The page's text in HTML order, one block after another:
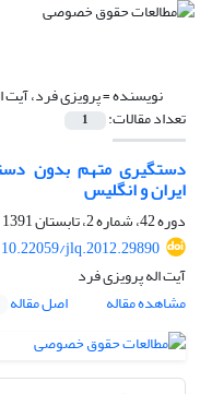
نویسنده =پرویزی فرد، آیت
تعداد مقالات: 1
دستگیری متهم بدون
ایران و انگلیس
دوره 42، شماره 2، تابستان 1391
10.22059/jlq.2012.29890
آیت اله پرویزی فرد
مشاهده مقاله
اصل مقاله